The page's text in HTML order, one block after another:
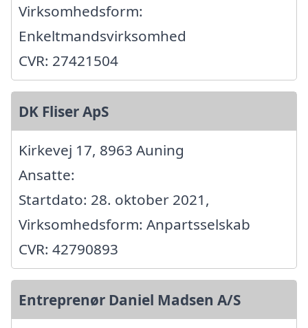
Virksomhedsform:
Enkeltmandsvirksomhed
CVR: 27421504
DK Fliser ApS
Kirkevej 17, 8963 Auning
Ansatte:
Startdato: 28. oktober 2021,
Virksomhedsform: Anpartsselskab
CVR: 42790893
Entreprenør Daniel Madsen A/S